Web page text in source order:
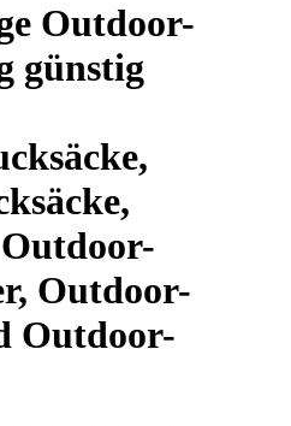
Outdoor-
günstig
Outdoor-
Outdoor-